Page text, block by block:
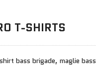
T-SHIRTS
bass brigade, maglie